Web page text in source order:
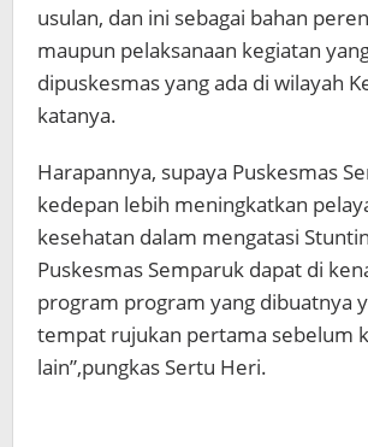
usulan, dan ini sebagai bahan
maupun pelaksanaan kegiatan
dipuskesmas yang ada di wilayah
katanya.
Harapannya, supaya Puskesmas
kedepan lebih meningkatkan
kesehatan dalam mengatasi
Puskesmas Semparuk dapat di
program program yang dibuatnya
tempat rujukan pertama sebelum
lain”,pungkas Sertu Heri.